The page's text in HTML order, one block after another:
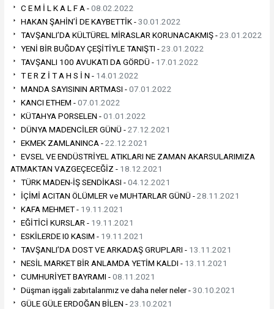
C E M İ L K A L F A -08.02.2022
HAKAN ŞAHİN’İ DE KAYBETTİK -30.01.2022
TAVŞANLI’DA KÜLTÜREL MİRASLAR KORUNACAKMIŞ -23.01.2022
YENİ BİR BUĞDAY ÇEŞİTİYLE TANIŞTI -23.01.2022
TAVŞANLI 100 AVUKATI DA GÖRDÜ - 17.01.2022
T E R Z İ T A H S İ N - 14.01.2022
MANDA SAYISININ ARTMASI -07.01.2022
KANCI ETHEM -07.01.2022
KÜTAHYA PORSELEN -01.01.2022
DÜNYA MADENCİLER GÜNÜ -27.12.2021
EKMEK ZAMLANINCA -22.12.2021
EVSEL VE ENDÜSTRİYEL ATIKLARI NE ZAMAN AKARSULARIMIZA
ATMAKTAN VAZGEÇECEĞİZ - 18.12.2021
TÜRK MADEN-İŞ SENDİKASI -04.12.2021
İÇİMİ ACITAN ÖLÜMLER ve MUHTARLAR GÜNÜ -28.11.2021
KAFA MEHMET - 19.11.2021
EĞİTİCİ KURSLAR - 19.11.2021
ESKİLERDE I0 KASIM - 19.11.2021
TAVŞANLI’DA DOST VE ARKADAŞ GRUPLARI - 13.11.2021
NESİL MARKET BİR ANLAMDA YETİM KALDI - 13.11.2021
CUMHURİYET BAYRAMI -08.11.2021
Düşman işgali zabıtalarımız ve daha neler neler -30.10.2021
GÜLE GÜLE ERDOĞAN BİLEN -23.10.2021